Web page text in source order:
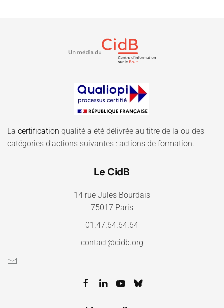
La certification qualité a été délivrée au titre de la ou des
catégories d'actions suivantes : actions de formation.
Le CidB
14 rue Jules Bourdais
75017 Paris
01.47.64.64.64
contact@cidb.org